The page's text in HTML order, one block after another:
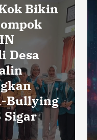
Bikin
Desa
Bullying
Sigar